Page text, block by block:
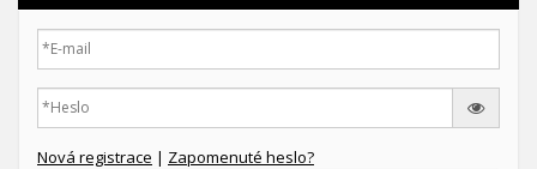
Nová registrace | Zapomenuté heslo?